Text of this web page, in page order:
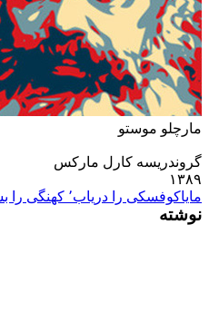
مارچلو موستو
گروندريسه کارل مارکس
۱۳۸۹
ماياکوفسکى را درياب٬ کهنگى را بسوزان
نوشته